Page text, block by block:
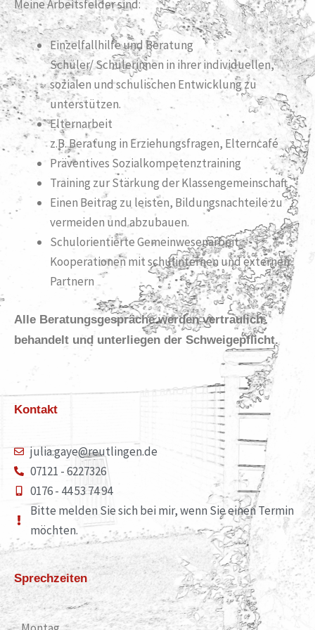
Meine Arbeitsfelder sind:
Einzelfallhilfe und Beratung
Schüler/ Schülerinnen in ihrer individuellen,
sozialen und schulischen Entwicklung zu
unterstützen.
Elternarbeit
z.B. Beratung in Erziehungsfragen, Elterncafé
Präventives Sozialkompetenztraining
Training zur Stärkung der Klassengemeinschaft
Einen Beitrag zu leisten, Bildungsnachteile zu
vermeiden und abzubauen.
Schulorientierte Gemeinwesenarbeit
Kooperationen mit schulinternen und externen
Partnern
Alle Beratungsgespräche werden vertraulich
behandelt und unterliegen der Schweigepflicht.
Kontakt
julia.gaye@reutlingen.de
07121 - 6227326
0176 - 44 53 74 94
Bitte melden Sie sich bei mir, wenn Sie einen Termin
möchten.
Sprechzeiten